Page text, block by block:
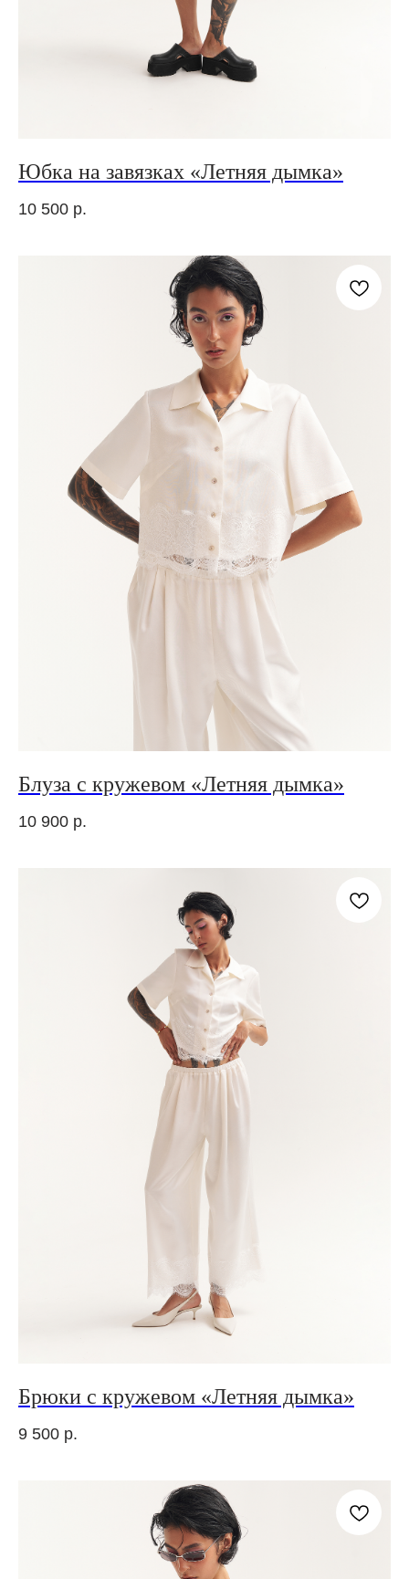
Юбка на завязках «Летняя дымка»
10 500 р.
Блуза с кружевом «Летняя дымка»
10 900 р.
Брюки с кружевом «Летняя дымка»
9 500 р.